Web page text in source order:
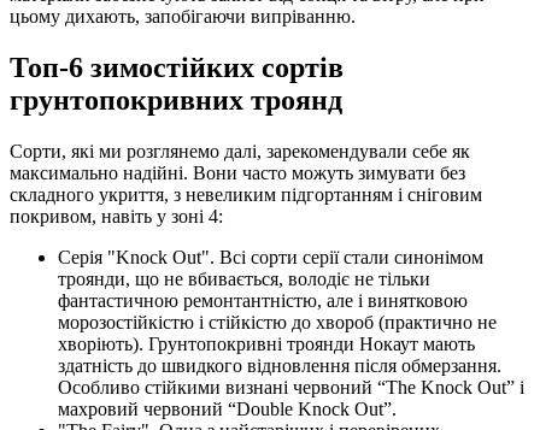
цьому дихають, запобігаючи випріванню.
Топ-6 зимостійких сортів
грунтопокривних троянд
Сорти, які ми розглянемо далі, зарекомендували себе як
максимально надійні. Вони часто можуть зимувати без
складного укриття, з невеликим підгортанням і сніговим
покривом, навіть у зоні 4:
Серія "Knock Out". Всі сорти серії стали синонімом
троянди, що не вбивається, володіє не тільки
фантастичною ремонтантністю, але і винятковою
морозостійкістю і стійкістю до хвороб (практично не
хворіють). Грунтопокривні троянди Нокаут мають
здатність до швидкого відновлення після обмерзання.
Особливо стійкими визнані червоний “The Knock Out” і
махровий червоний “Double Knock Out”.